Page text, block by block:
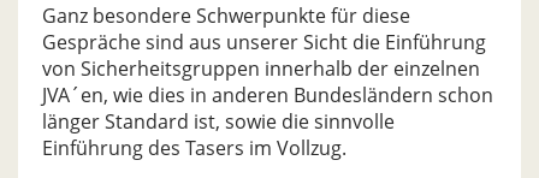
Ganz besondere Schwerpunkte für diese
Gespräche sind aus unserer Sicht die Einführung
von Sicherheitsgruppen innerhalb der einzelnen
JVA´en, wie dies in anderen Bundesländern schon
länger Standard ist, sowie die sinnvolle
Einführung des Tasers im Vollzug.